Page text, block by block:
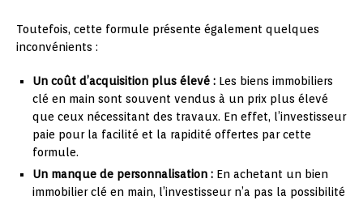
Toutefois, cette formule présente également quelques
inconvénients :
Un coût d’acquisition plus élevé : Les biens immobiliers
clé en main sont souvent vendus à un prix plus élevé
que ceux nécessitant des travaux. En effet, l’investisseur
paie pour la facilité et la rapidité offertes par cette
formule.
Un manque de personnalisation : En achetant un bien
immobilier clé en main, l’investisseur n’a pas la possibilité